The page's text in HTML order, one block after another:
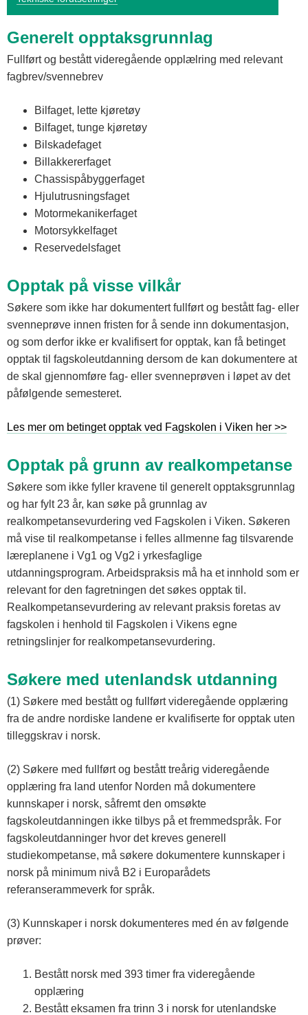
Generelt opptaksgrunnlag
Fullført og bestått videregående opplælring med relevant
fagbrev/svennebrev
Bilfaget, lette kjøretøy
Bilfaget, tunge kjøretøy
Bilskadefaget
Billakkererfaget
Chassispåbyggerfaget
Hjulutrusningsfaget
Motormekanikerfaget
Motorsykkelfaget
Reservedelsfaget
Opptak på visse vilkår
Søkere som ikke har dokumentert fullført og bestått fag- eller
svenneprøve innen fristen for å sende inn dokumentasjon,
og som derfor ikke er kvalifisert for opptak, kan få betinget
opptak til fagskoleutdanning dersom de kan dokumentere at
de skal gjennomføre fag- eller svenneprøven i løpet av det
påfølgende semesteret.
Les mer om betinget opptak ved Fagskolen i Viken her >>
Opptak på grunn av realkompetanse
Søkere som ikke fyller kravene til generelt opptaksgrunnlag
og har fylt 23 år, kan søke på grunnlag av
realkompetansevurdering ved Fagskolen i Viken. Søkeren
må vise til realkompetanse i felles allmenne fag tilsvarende
læreplanene i Vg1 og Vg2 i yrkesfaglige
utdanningsprogram. Arbeidspraksis må ha et innhold som er
relevant for den fagretningen det søkes opptak til.
Realkompetansevurdering av relevant praksis foretas av
fagskolen i henhold til Fagskolen i Vikens egne
retningslinjer for realkompetansevurdering.
Søkere med utenlandsk utdanning
(1) Søkere med bestått og fullført videregående opplæring
fra de andre nordiske landene er kvalifiserte for opptak uten
tilleggskrav i norsk.
(2) Søkere med fullført og bestått treårig videregående
opplæring fra land utenfor Norden må dokumentere
kunnskaper i norsk, såfremt den omsøkte
fagskoleutdanningen ikke tilbys på et fremmedspråk. For
fagskoleutdanninger hvor det kreves generell
studiekompetanse, må søkere dokumentere kunnskaper i
norsk på minimum nivå B2 i Europarådets
referanserammeverk for språk.
(3) Kunnskaper i norsk dokumenteres med én av følgende
prøver:
Bestått norsk med 393 timer fra videregående
opplæring
Bestått eksamen fra trinn 3 i norsk for utenlandske